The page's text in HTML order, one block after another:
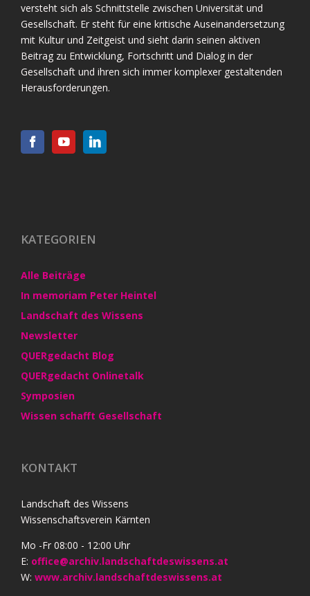
versteht sich als Schnittstelle zwischen Universität und
Gesellschaft. Er steht für eine kritische Auseinandersetzung
mit Kultur und Zeitgeist und sieht darin seinen aktiven
Beitrag zu Entwicklung, Fortschritt und Dialog in der
Gesellschaft und ihren sich immer komplexer gestaltenden
Herausforderungen.
KATEGORIEN
Alle Beiträge
In memoriam Peter Heintel
Landschaft des Wissens
Newsletter
QUERgedacht Blog
QUERgedacht Onlinetalk
Symposien
Wissen schafft Gesellschaft
KONTAKT
Landschaft des Wissens
Wissenschaftsverein Kärnten
Mo -Fr 08:00 - 12:00 Uhr
E: office@archiv.landschaftdeswissens.at
W: www.archiv.landschaftdeswissens.at